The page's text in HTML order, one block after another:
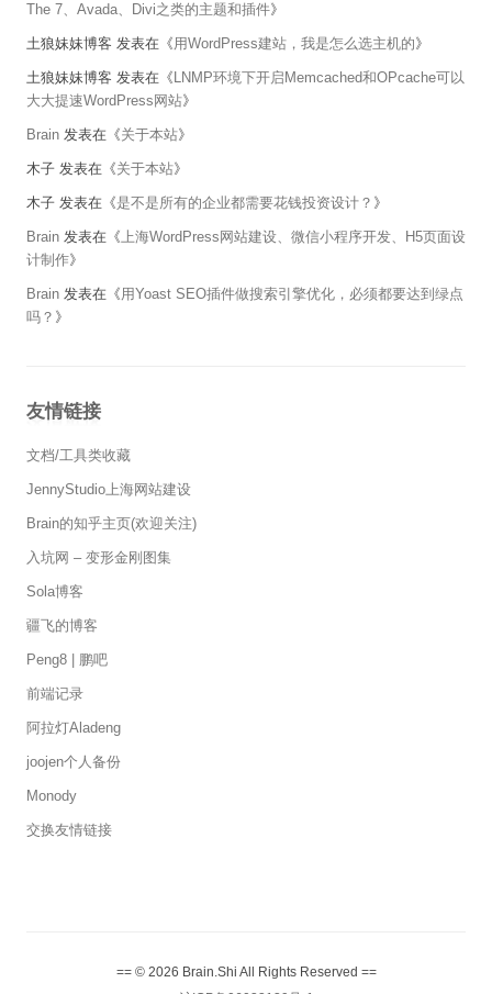
The 7、Avada、Divi之类的主题和插件》
土狼妹妹博客 发表在《用WordPress建站，我是怎么选主机的》
土狼妹妹博客 发表在《 LNMP环境下开启Memcached和OPcache可以
大大提速WordPress网站》
Brain 发表在《关于本站》
木子 发表在《关于本站》
木子 发表在《是不是所有的企业都需要花钱投资设计？ 》
Brain 发表在《上海WordPress网站建设、微信小程序开发、H5页面设
计制作》
Brain 发表在《用Yoast SEO插件做搜索引擎优化，必须都要达到绿点
吗？ 》
友情链接
文档/工具类收藏
JennyStudio上海网站建设
Brain的知乎主页(欢迎关注)
入坑网 – 变形金刚图集
Sola博客
疆飞的博客
Peng8 | 鹏吧
前端记录
阿拉灯Aladeng
joojen个人备份
Monody
交换友情链接
== © 2026 Brain.Shi All Rights Reserved ==